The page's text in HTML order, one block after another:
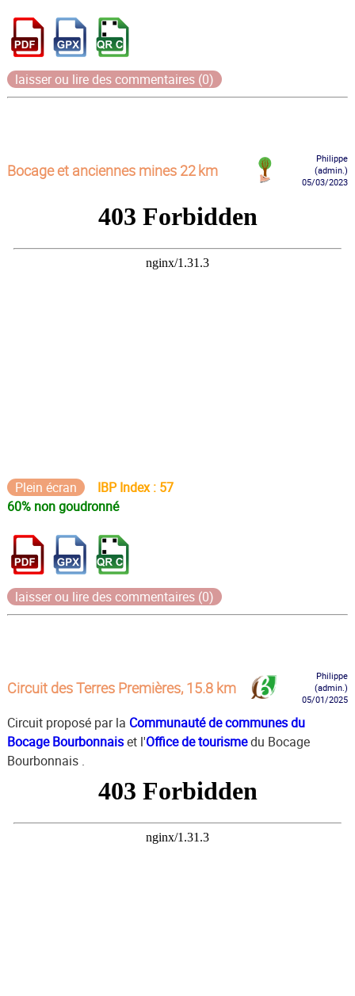
laisser ou lire des commentaires (0)
Bocage et anciennes mines 22 km
Philippe
(admin.)
05/03/2023
Plein écran
IBP Index : 57
60% non goudronné
laisser ou lire des commentaires (0)
Circuit des Terres Premières, 15.8 km
Philippe
(admin.)
05/01/2025
Circuit proposé par la Communauté de communes du
Bocage Bourbonnaiset l'Office de tourismedu Bocage
Bourbonnais .